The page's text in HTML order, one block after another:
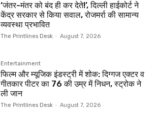
‘जंतर-मंतर को बंद ही कर देते!’, दिल्‍ली हाईकोर्ट ने
केंद्र सरकार से किया सवाल, रोजमर्रा की सामान्य
व्यवस्था प्रभावित
The Printlines Desk - August 7, 2026
Entertainment
फिल्म और म्यूजिक इंडस्ट्री में शोक: दिग्गज एक्टर व
गीतकार पीटर का 76 की उम्र में निधन, स्ट्रोक ने
ली जान
The Printlines Desk - August 7, 2026